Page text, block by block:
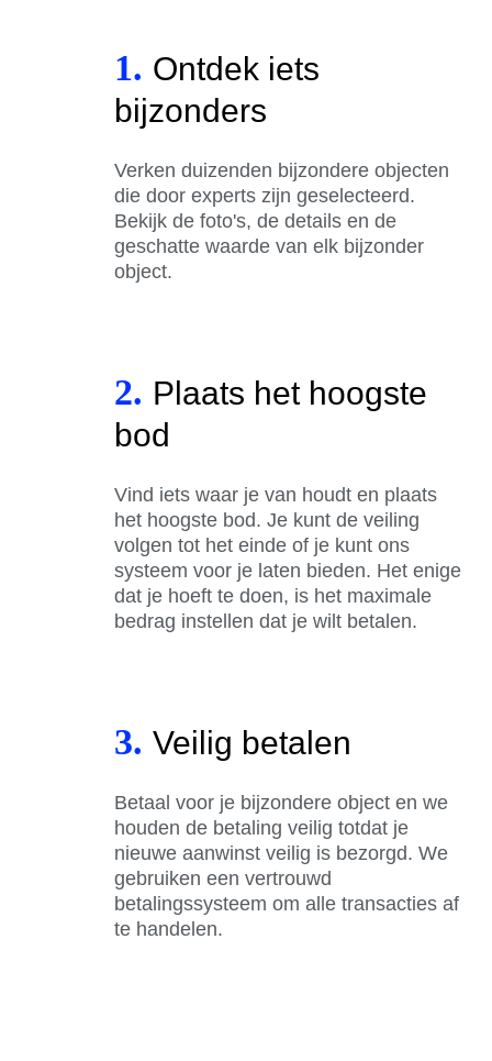
1. Ontdek iets
bijzonders
Verken duizenden bijzondere objecten
die door experts zijn geselecteerd.
Bekijk de foto's, de details en de
geschatte waarde van elk bijzonder
object.
2. Plaats het hoogste
bod
Vind iets waar je van houdt en plaats
het hoogste bod. Je kunt de veiling
volgen tot het einde of je kunt ons
systeem voor je laten bieden. Het enige
dat je hoeft te doen, is het maximale
bedrag instellen dat je wilt betalen.
3. Veilig betalen
Betaal voor je bijzondere object en we
houden de betaling veilig totdat je
nieuwe aanwinst veilig is bezorgd. We
gebruiken een vertrouwd
betalingssysteem om alle transacties af
te handelen.